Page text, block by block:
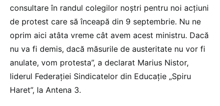
consultare în randul colegilor noștri pentru noi acțiuni
de protest care să înceapă din 9 septembrie. Nu ne
oprim aici atâta vreme cât avem acest ministru. Dacă
nu va fi demis, dacă măsurile de austeritate nu vor fi
anulate, vom protesta”, a declarat Marius Nistor,
liderul Federației Sindicatelor din Educație „Spiru
Haret”, la Antena 3.